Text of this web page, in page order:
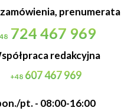
prenumerata
724 467 969
redakcyjna
+48607 467 969
pt. - 08:00-16:00